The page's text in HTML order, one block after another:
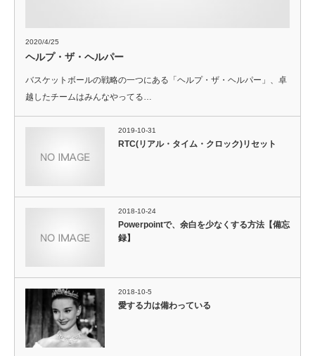
2020/4/25
ヘルプ・ザ・ヘルパー
バスケットボールの戦略の一つにある「ヘルプ・ザ・ヘルパー」、卓
越したチームはみんなやってる…
2019-10-31
RTC(リアル・タイム・クロック)リセット
2018-10-24
Powerpointで、余白を少なくする方法【備忘
録】
2018-10-5
愛する力は備わっている